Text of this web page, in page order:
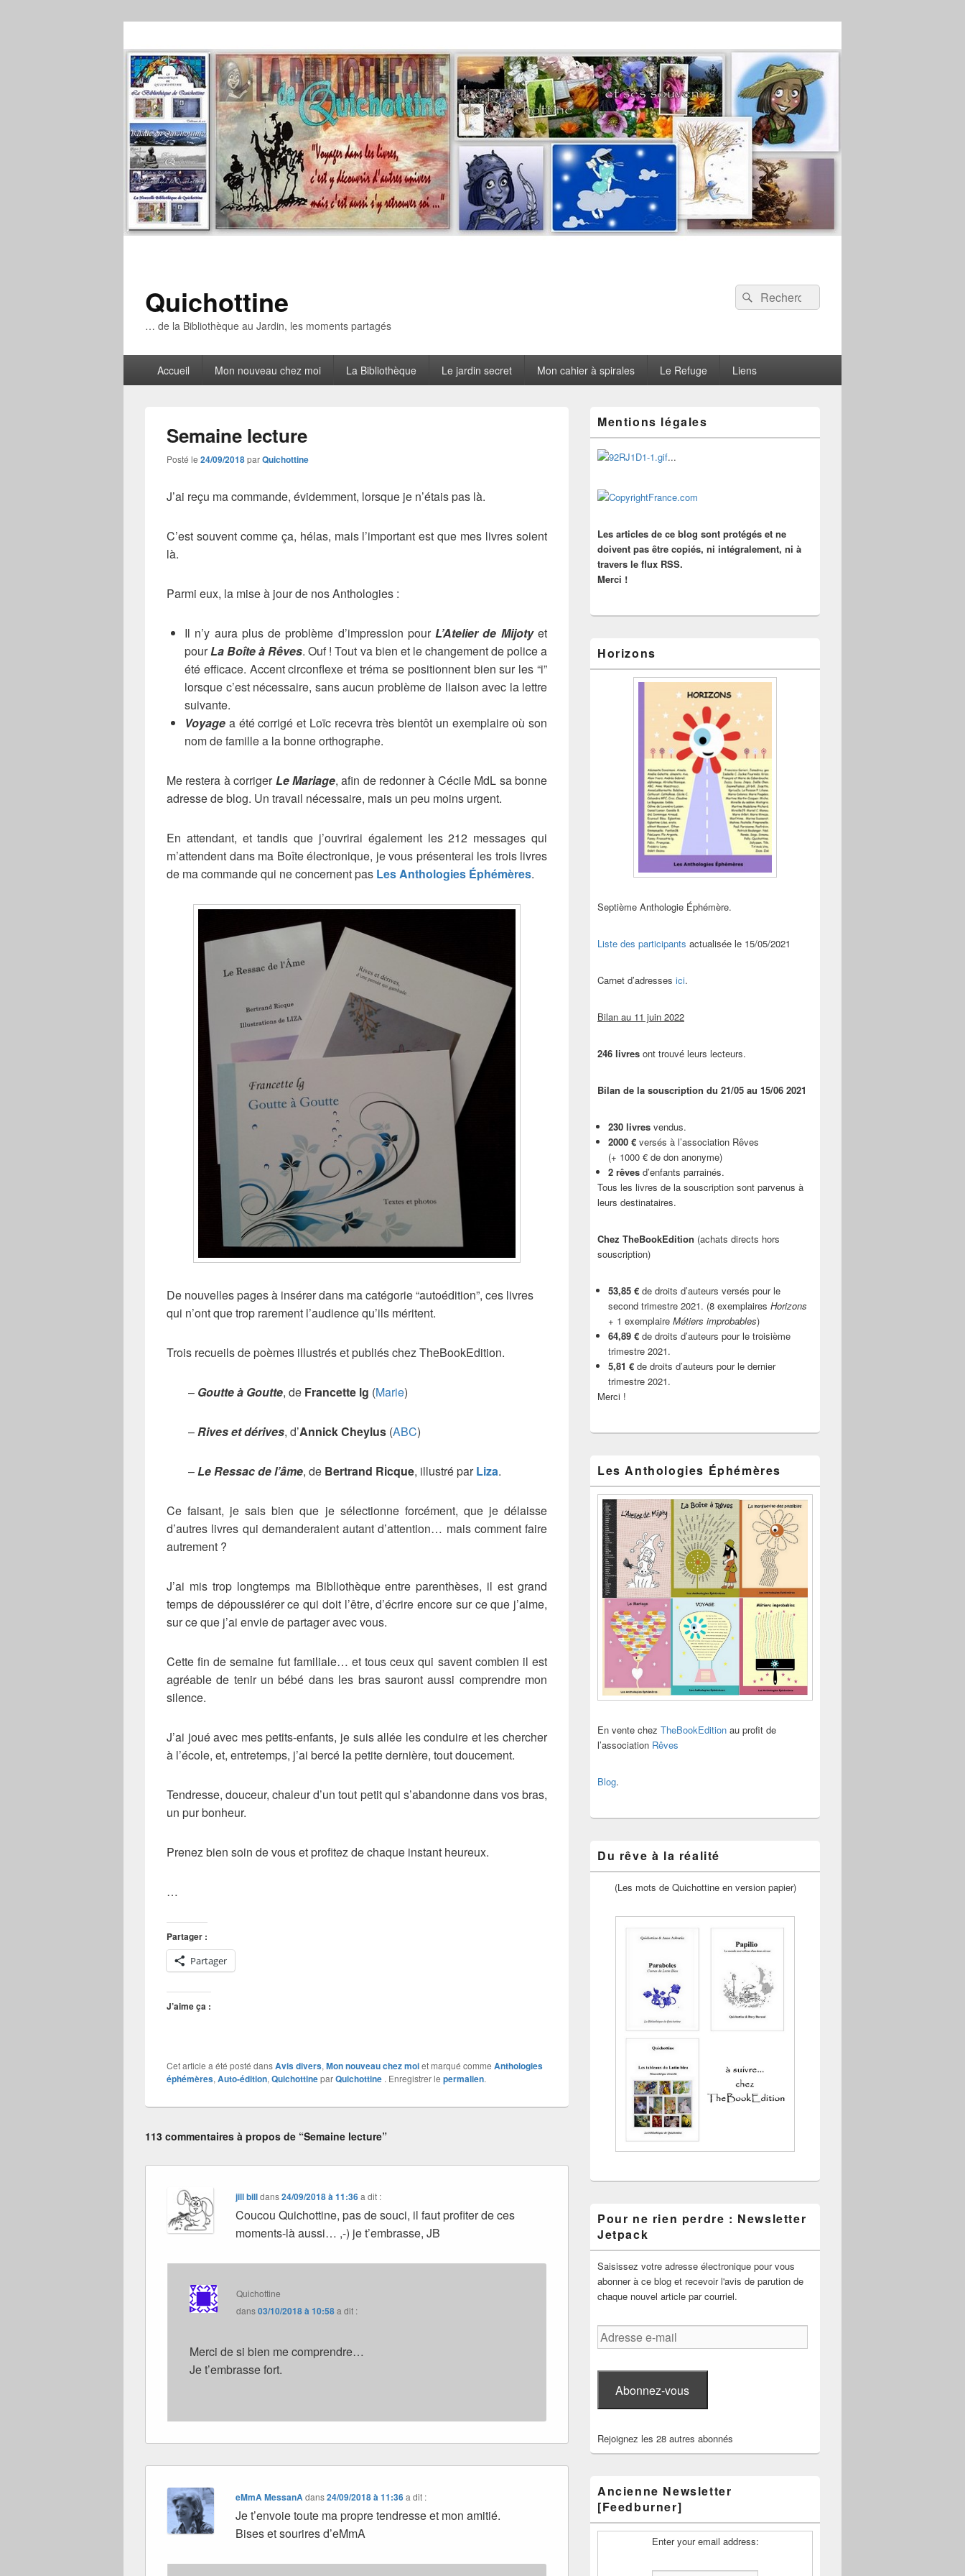
Quichottine
… de la Bibliothèque au Jardin, les moments partagés
Recherche :
Rechercher
principalAccueil Mon nouveau chez moi La Bibliothèque Le jardin secret Mon cahier à spirales Le Refuge Liens
Semaine lecture
Posté le 24/09/2018parQuichottine
J’ai reçu ma commande, évidemment, lorsque je n’étais pas là.
C’est souvent comme ça, hélas, mais l’important est que mes livres soient
là.
Parmi eux, la mise à jour de nos Anthologies :
Il n’y aura plus de problème d’impression pourL’Atelier de Mijotyet
pourLa Boîte à Rêves. Ouf ! Tout va bien et le changement de police a
été efficace. Accent circonflexe et tréma se positionnent bien sur les “i”
lorsque c’est nécessaire, sans aucun problème de liaison avec la lettre
suivante.
Voyage a été corrigé et Loïc recevra très bientôt un exemplaire où son
nom de famille a la bonne orthographe.
Me restera à corrigerLe Mariage, afin de redonner à Cécile MdL sa bonne
adresse de blog. Un travail nécessaire, mais un peu moins urgent.
En attendant, et tandis que j’ouvrirai également les 212 messages qui
m’attendent dans ma Boîte électronique, je vous présenterai les trois livres
de ma commande qui ne concernent pas Les Anthologies Éphémères.
De nouvelles pages à insérer dans ma catégorie “autoédition”, ces livres
qui n’ont que trop rarement l’audience qu’ils méritent.
Trois recueils de poèmes illustrés et publiés chez TheBookEdition.
– Goutte à Goutte, de Francette lg (Marie)
–Rives et dérives, d’Annick Cheylus (ABC)
–Le Ressac de l’âme, de Bertrand Ricque, illustré parLiza.
Ce faisant, je sais bien que je sélectionne forcément, que je délaisse
d’autres livres qui demanderaient autant d’attention… mais comment faire
autrement ?
J’ai mis trop longtemps ma Bibliothèque entre parenthèses, il est grand
temps de dépoussiérer ce qui doit l’être, d’écrire encore sur ce que j’aime,
sur ce que j’ai envie de partager avec vous.
Cette fin de semaine fut familiale… et tous ceux qui savent combien il est
agréable de tenir un bébé dans les bras sauront aussi comprendre mon
silence.
J’ai joué avec mes petits-enfants, je suis allée les conduire et les chercher
à l’école, et, entretemps, j’ai bercé la petite dernière, tout doucement.
Tendresse, douceur, chaleur d’un tout petit qui s’abandonne dans vos bras,
un pur bonheur.
Prenez bien soin de vous et profitez de chaque instant heureux.
…
Partager :
Partager
J’aime ça :
Cet article a été posté dansAvis divers, Mon nouveau chez moiet marqué comme Anthologies
éphémères, Auto-édition, QuichottineparQuichottine . Enregistrer le permalien.
113 commentaires à propos de “Semaine lecture”
jill billdans24/09/2018 à 11:36a dit :
Coucou Quichottine, pas de souci, il faut profiter de ces
moments-là aussi… ,-) je t’embrasse, JB
Quichottine
dans03/10/2018 à 10:58a dit :
Merci de si bien me comprendre…
Je t’embrasse fort.
eMmA MessanAdans24/09/2018 à 11:36a dit :
Je t’envoie toute ma propre tendresse et mon amitié.
Bises et sourires d’eMmA
principale
de
widget
pour
barre
latérale
Mentions légales
...
Les articles de ce blog sont protégés et ne
doivent pas être copiés, ni intégralement, ni à
travers le flux RSS.
Merci !
Horizons
Septième Anthologie Éphémère.
Liste des participants actualisée le 15/05/2021
Carnet d’adresses ici.
Bilan au 11 juin 2022
246 livres ont trouvé leurs lecteurs.
Bilan de la souscription du 21/05 au 15/06 2021
230 livres vendus.
2000 € versés à l’association Rêves
(+ 1000 € de don anonyme)
2 rêves d’enfants parrainés.
Tous les livres de la souscription sont parvenus à
leurs destinataires.
Chez TheBookEdition (achats directs hors
souscription)
53,85 € de droits d’auteurs versés pour le
second trimestre 2021. (8 exemplaires Horizons
+ 1 exemplaire Métiers improbables)
64,89 € de droits d’auteurs pour le troisième
trimestre 2021.
5,81 € de droits d’auteurs pour le dernier
trimestre 2021.
Merci !
Les Anthologies Éphémères
En vente chez TheBookEdition au profit de
l’association Rêves
Blog.
Du rêve à la réalité
(Les mots de Quichottine en version papier)
Pour ne rien perdre : Newsletter
Jetpack
Saisissez votre adresse électronique pour vous
abonner à ce blog et recevoir l'avis de parution de
chaque nouvel article par courriel.
Adresse
e-
Abonnez-vous
Rejoignez les 28 autres abonnés
Ancienne Newsletter
[Feedburner]
Enter your email address: